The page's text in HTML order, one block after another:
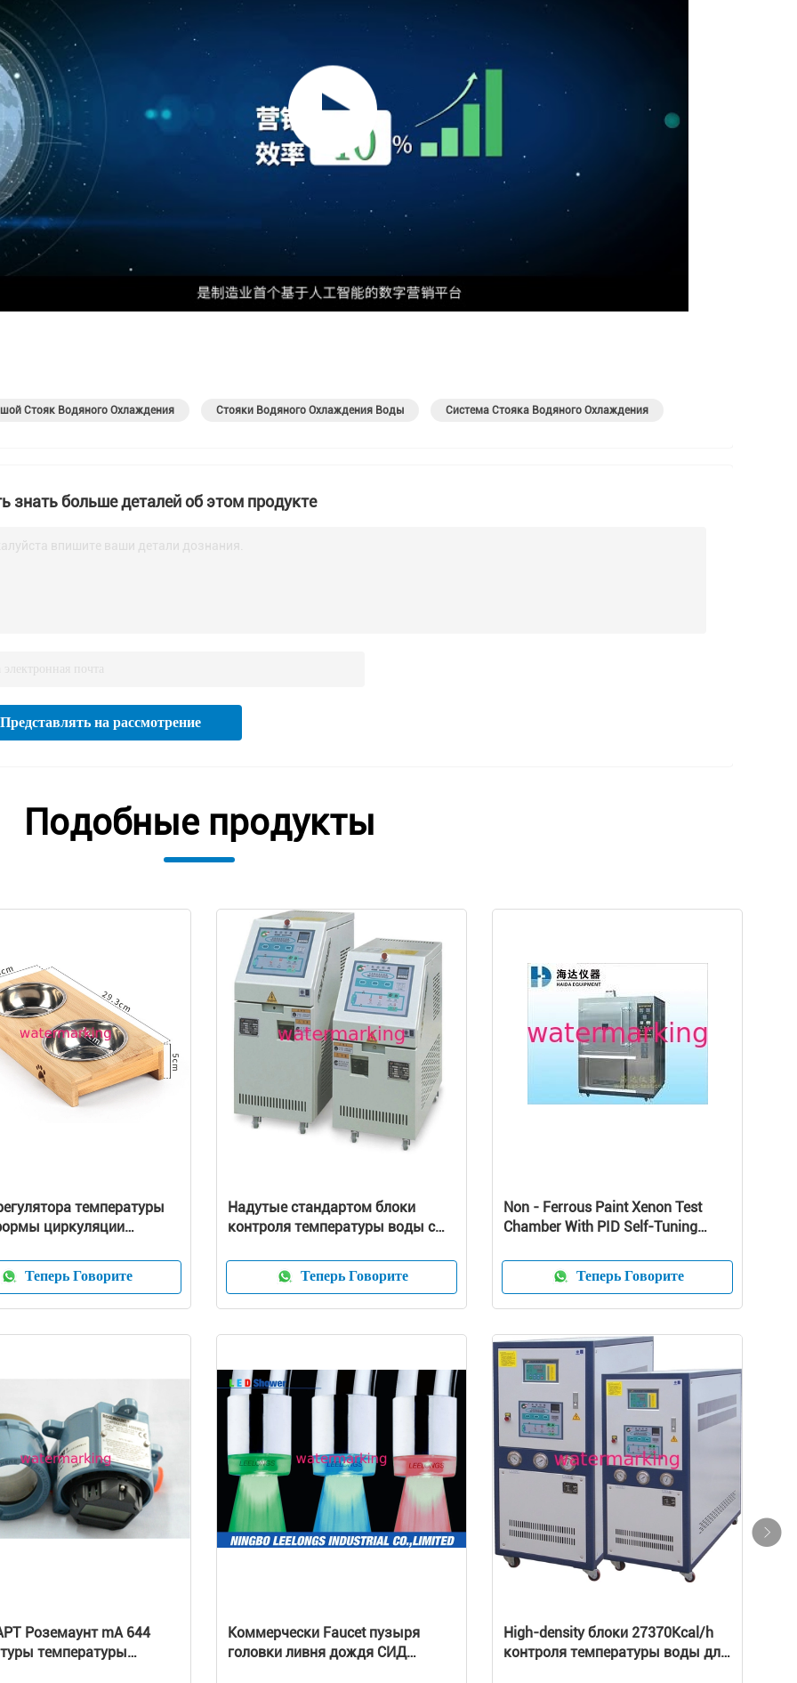
Стояк Водяного Охлаждения Стояки Водяного Охлаждения Воды Система Стояка Водяного Охлаждения
знать больше деталей об этом продукте
впишите ваши детали дознания.
Представлять на рассмотрение
Подобные продукты
температуры
циркуляции
обжатия
Теперь Говорите
Надутые стандартом блоки
контроля температуры воды с
от безопасности для пластичной
индустрии AEWH-10
Теперь Говорите
Non - Ferrous Paint Xenon Test
Chamber With PID Self-Tuning
Теперь Говорите
Роземаунт mA 644
температуры
Коммерчески Faucet пузыря
головки ливня дождя СИД
High-density блоки 27370Kcal/h
контроля температуры воды для